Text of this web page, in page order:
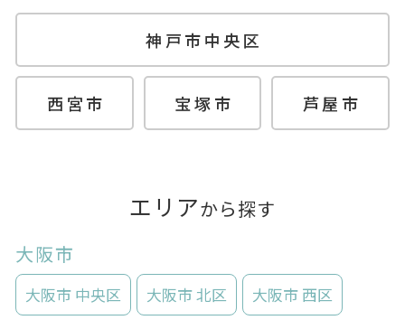
神戸市中央区
西宮市 宝塚市 芦屋市
エリアから探す
大阪市
大阪市 中央区 大阪市 北区 大阪市 西区